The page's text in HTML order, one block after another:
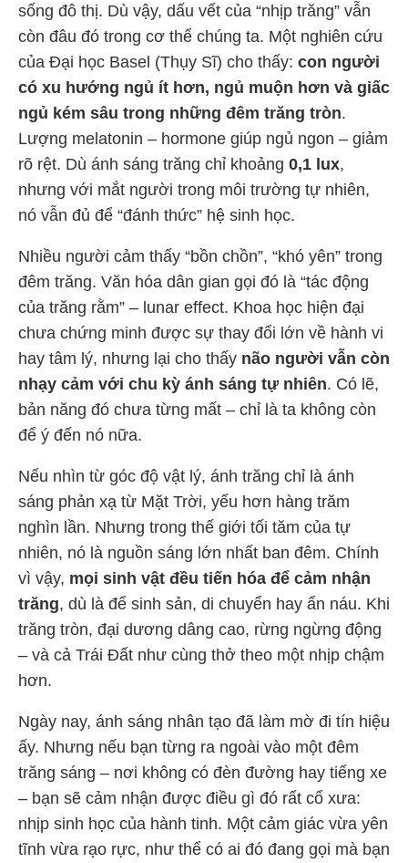
sống đô thị. Dù vậy, dấu vết của “nhịp trăng” vẫn
còn đâu đó trong cơ thể chúng ta. Một nghiên cứu
của Đại học Basel (Thụy Sĩ) cho thấy: con người
có xu hướng ngủ ít hơn, ngủ muộn hơn và giấc
ngủ kém sâu trong những đêm trăng tròn.
Lượng melatonin – hormone giúp ngủ ngon – giảm
rõ rệt. Dù ánh sáng trăng chỉ khoảng 0,1 lux,
nhưng với mắt người trong môi trường tự nhiên,
nó vẫn đủ để “đánh thức” hệ sinh học.
Nhiều người cảm thấy “bồn chồn”, “khó yên” trong
đêm trăng. Văn hóa dân gian gọi đó là “tác động
của trăng rằm” – lunar effect. Khoa học hiện đại
chưa chứng minh được sự thay đổi lớn về hành vi
hay tâm lý, nhưng lại cho thấy não người vẫn còn
nhạy cảm với chu kỳ ánh sáng tự nhiên. Có lẽ,
bản năng đó chưa từng mất – chỉ là ta không còn
để ý đến nó nữa.
Nếu nhìn từ góc độ vật lý, ánh trăng chỉ là ánh
sáng phản xạ từ Mặt Trời, yếu hơn hàng trăm
nghìn lần. Nhưng trong thế giới tối tăm của tự
nhiên, nó là nguồn sáng lớn nhất ban đêm. Chính
vì vậy, mọi sinh vật đều tiến hóa để cảm nhận
trăng, dù là để sinh sản, di chuyển hay ẩn náu. Khi
trăng tròn, đại dương dâng cao, rừng ngừng động
– và cả Trái Đất như cùng thở theo một nhịp chậm
hơn.
Ngày nay, ánh sáng nhân tạo đã làm mờ đi tín hiệu
ấy. Nhưng nếu bạn từng ra ngoài vào một đêm
trăng sáng – nơi không có đèn đường hay tiếng xe
– bạn sẽ cảm nhận được điều gì đó rất cổ xưa:
nhịp sinh học của hành tinh. Một cảm giác vừa yên
tĩnh vừa rạo rực, như thể có ai đó đang gọi mà bạn